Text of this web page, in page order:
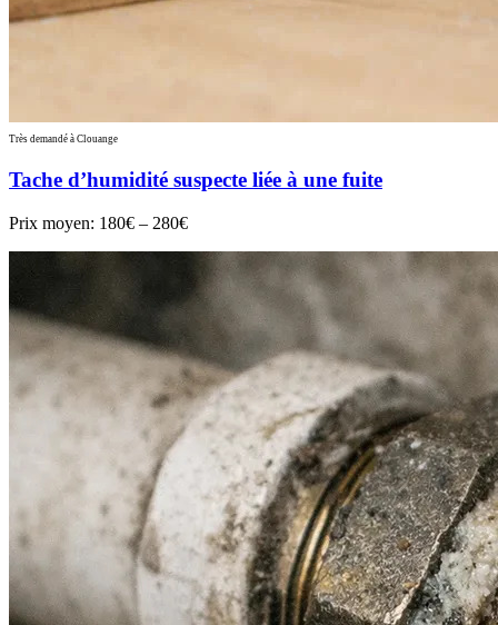
Très demandé à Clouange
Tache d’humidité suspecte liée à une fuite
Prix moyen: 180€ – 280€